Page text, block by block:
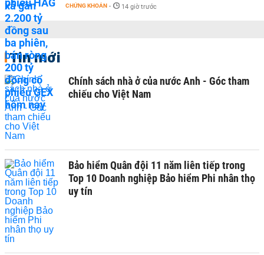
CHỨNG KHOÁN - 14 giờ trước
Tin mới
Chính sách nhà ở của nước Anh - Góc tham
chiếu cho Việt Nam
Bảo hiểm Quân đội 11 năm liên tiếp trong
Top 10 Doanh nghiệp Bảo hiểm Phi nhân thọ
uy tín